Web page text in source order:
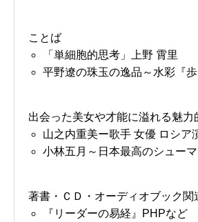
ことば
「単細胞的思考」上野 霄里
平野遼の珠玉の逸品～水彩『歩
出会った美女や才能に溢れる魅力
山之内重美ー歌手 女優 ロシア
小林五月～日本最高のシュー
著書・ＣＤ・オーディオブック関
『リーダーの易経』PHPなど